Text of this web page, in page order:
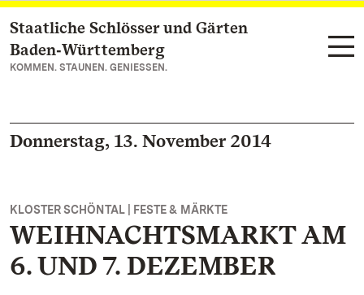
Zum Hauptinhalt springen
Staatliche Schlösser und Gärten
Baden‑Württemberg
KOMMEN. STAUNEN. GENIESSEN.
Donnerstag, 13. November 2014
KLOSTER SCHÖNTAL | FESTE & MÄRKTE
WEIHNACHTSMARKT AM
6. UND 7. DEZEMBER